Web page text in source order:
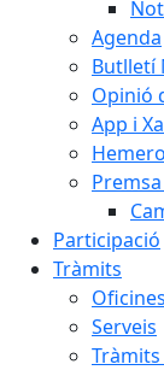
Agenda
Butlletí
Opinió
App i
Participació
Tràmits
Serveis